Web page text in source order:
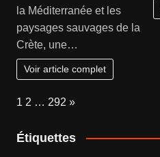
la Méditerranée et les
paysages sauvages de la
Crète, une…
Voir article complet
Page:
1 2 … 292 Next
»
Étiquettes